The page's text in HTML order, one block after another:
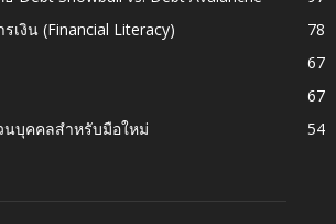
งิน (Financial Literacy)
78
67
67
นบุคคลสำหรับมือใหม่
54